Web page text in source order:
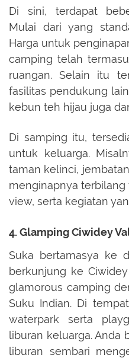
Di sini, terdapat
Mulai dari yang
Harga untuk
camping telah
ruangan. Selain itu
fasilitas pendukung
kebun teh hijau juga
Di samping itu,
untuk keluarga.
taman kelinci,
menginapnya
view, serta kegiatan
4. Glamping Ciwidey
Suka bertamasya ke
berkunjung ke
glamorous camping
Suku Indian. Di
waterpark serta
liburan keluarga. Anda
liburan sembari